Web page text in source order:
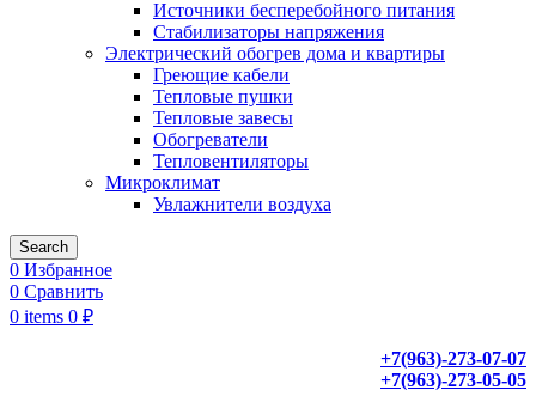
Источники бесперебойного питания
Стабилизаторы напряжения
Электрический обогрев дома и квартиры
Греющие кабели
Тепловые пушки
Тепловые завесы
Обогреватели
Тепловентиляторы
Микроклимат
Увлажнители воздуха
Search
0 Избранное
0 Сравнить
0 items 0 ₽
+7(963)-273-07-07
+7(963)-273-05-05